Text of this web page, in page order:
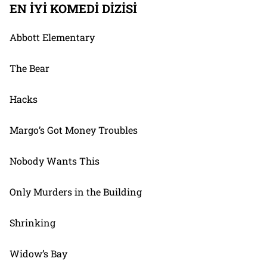
EN İYİ KOMEDİ DİZİSİ
Abbott Elementary
The Bear
Hacks
Margo’s Got Money Troubles
Nobody Wants This
Only Murders in the Building
Shrinking
Widow’s Bay